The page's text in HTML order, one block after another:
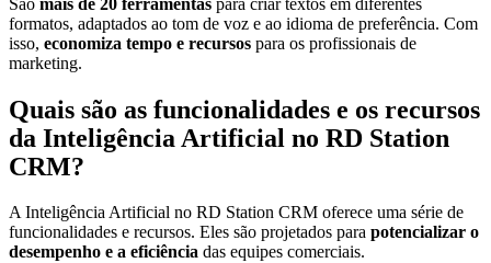
São mais de 20 ferramentas para criar textos em diferentes
formatos, adaptados ao tom de voz e ao idioma de preferência. Com
isso, economiza tempo e recursos para os profissionais de
marketing.
Quais são as funcionalidades e os recursos
da Inteligência Artificial no RD Station
CRM?
A Inteligência Artificial no RD Station CRM oferece uma série de
funcionalidades e recursos. Eles são projetados para potencializar o
desempenho e a eficiência das equipes comerciais.